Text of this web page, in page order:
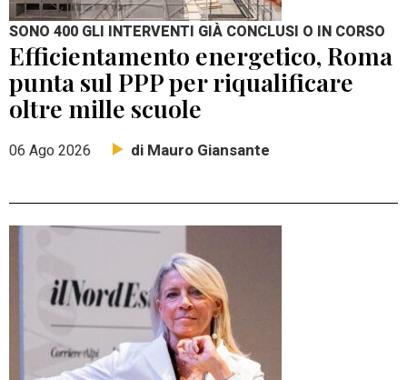
SONO 400 GLI INTERVENTI GIÀ CONCLUSI O IN CORSO
Efficientamento energetico, Roma
punta sul PPP per riqualificare
oltre mille scuole
06 Ago 2026 di Mauro Giansante